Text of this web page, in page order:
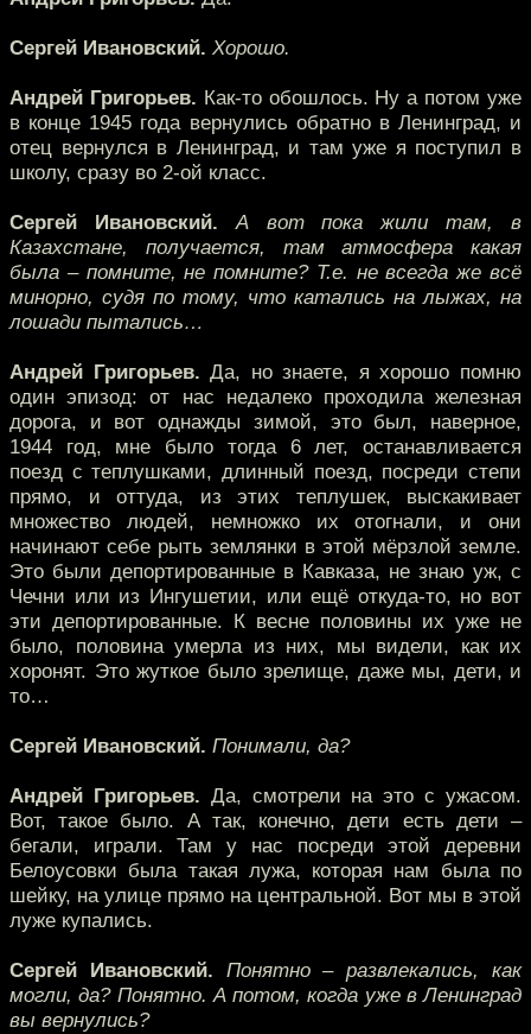
Сергей Ивановский. Хорошо.
Андрей Григорьев. Как-то обошлось. Ну а потом уже
в конце 1945 года вернулись обратно в Ленинград, и
отец вернулся в Ленинград, и там уже я поступил в
школу, сразу во 2-ой класс.
Сергей Ивановский. А вот пока жили там, в
Казахстане, получается, там атмосфера какая
была – помните, не помните? Т.е. не всегда же всё
минорно, судя по тому, что катались на лыжах, на
лошади пытались…
Андрей Григорьев. Да, но знаете, я хорошо помню
один эпизод: от нас недалеко проходила железная
дорога, и вот однажды зимой, это был, наверное,
1944 год, мне было тогда 6 лет, останавливается
поезд с теплушками, длинный поезд, посреди степи
прямо, и оттуда, из этих теплушек, выскакивает
множество людей, немножко их отогнали, и они
начинают себе рыть землянки в этой мёрзлой земле.
Это были депортированные в Кавказа, не знаю уж, с
Чечни или из Ингушетии, или ещё откуда-то, но вот
эти депортированные. К весне половины их уже не
было, половина умерла из них, мы видели, как их
хоронят. Это жуткое было зрелище, даже мы, дети, и
то…
Сергей Ивановский. Понимали, да?
Андрей Григорьев. Да, смотрели на это с ужасом.
Вот, такое было. А так, конечно, дети есть дети –
бегали, играли. Там у нас посреди этой деревни
Белоусовки была такая лужа, которая нам была по
шейку, на улице прямо на центральной. Вот мы в этой
луже купались.
Сергей Ивановский. Понятно – развлекались, как
могли, да? Понятно. А потом, когда уже в Ленинград
вы вернулись?